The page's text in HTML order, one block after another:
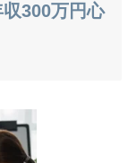
300万円心